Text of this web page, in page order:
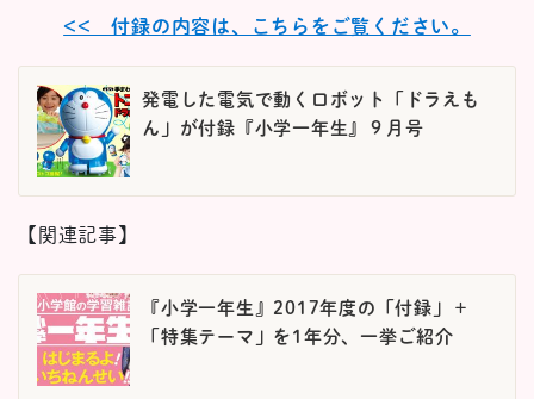
<< 付録の内容は、こちらをご覧ください。
発電した電気で動くロボット「ドラえも
ん」が付録『小学一年生』９月号
【関連記事】
『小学一年生』2017年度の「付録」＋
「特集テーマ」を1年分、一挙ご紹介